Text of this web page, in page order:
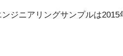
ジニアリングサンプルは